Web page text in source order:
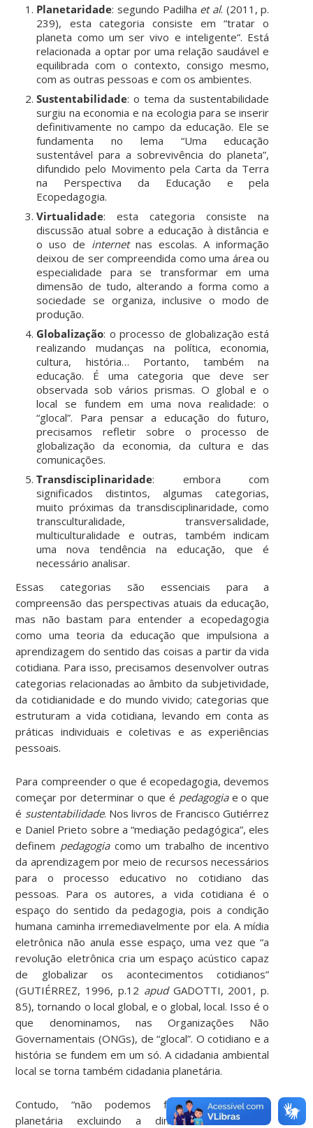
Planetaridade: segundo Padilha et al. (2011, p.
239), esta categoria consiste em “tratar o
planeta como um ser vivo e inteligente”. Está
relacionada a optar por uma relação saudável e
equilibrada com o contexto, consigo mesmo,
com as outras pessoas e com os ambientes.
Sustentabilidade: o tema da sustentabilidade
surgiu na economia e na ecologia para se inserir
definitivamente no campo da educação. Ele se
fundamenta no lema “Uma educação
sustentável para a sobrevivência do planeta”,
difundido pelo Movimento pela Carta da Terra
na Perspectiva da Educação e pela
Ecopedagogia.
Virtualidade: esta categoria consiste na
discussão atual sobre a educação à distância e
o uso de internetnas escolas. A informação
deixou de ser compreendida como uma área ou
especialidade para se transformar em uma
dimensão de tudo, alterando a forma como a
sociedade se organiza, inclusive o modo de
produção.
Globalização: o processo de globalização está
realizando mudanças na política, economia,
cultura, história… Portanto, também na
educação. É uma categoria que deve ser
observada sob vários prismas. O global e o
local se fundem em uma nova realidade: o
“glocal”. Para pensar a educação do futuro,
precisamos refletir sobre o processo de
globalização da economia, da cultura e das
comunicações.
Transdisciplinaridade: embora com
significados distintos, algumas categorias,
muito próximas da transdisciplinaridade, como
transculturalidade, transversalidade,
multiculturalidade e outras, também indicam
uma nova tendência na educação, que é
necessário analisar.
Essas categorias são essenciais para a
compreensão das perspectivas atuais da educação,
mas não bastam para entender a ecopedagogia
como uma teoria da educação que impulsiona a
aprendizagem do sentido das coisas a partir da vida
cotidiana. Para isso, precisamos desenvolver outras
categorias relacionadas ao âmbito da subjetividade,
da cotidianidade e do mundo vivido; categorias que
estruturam a vida cotidiana, levando em conta as
práticas individuais e coletivas e as experiências
pessoais.
Para compreender o que é ecopedagogia, devemos
começar por determinar o que é pedagogiae o que
é sustentabilidade. Nos livros de Francisco Gutiérrez
e Daniel Prieto sobre a “mediação pedagógica”, eles
definem pedagogiacomo um trabalho de incentivo
da aprendizagem por meio de recursos necessários
para o processo educativo no cotidiano das
pessoas. Para os autores, a vida cotidiana é o
espaço do sentido da pedagogia, pois a condição
humana caminha irremediavelmente por ela. A mídia
eletrônica não anula esse espaço, uma vez que “a
revolução eletrônica cria um espaço acústico capaz
de globalizar os acontecimentos cotidianos”
(GUTIÉRREZ, 1996, p.12 apudGADOTTI, 2001, p.
85), tornando o local global, e o global, local. Isso é o
que denominamos, nas Organizações Não
Governamentais (ONGs), de “glocal”. O cotidiano e a
história se fundem em um só. A cidadania ambiental
local se torna também cidadania planetária.
Contudo, “não podemos falar em cidadania
planetária excluindo a dimensão social do